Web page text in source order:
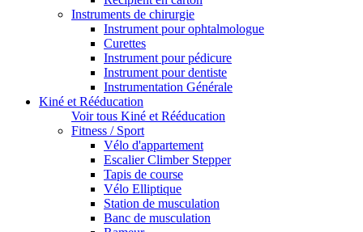
Instruments de chirurgie
Instrument pour ophtalmologue
Curettes
Instrument pour pédicure
Instrument pour dentiste
Instrumentation Générale
Kiné et Rééducation
Voir tous Kiné et Rééducation
Fitness / Sport
Vélo d'appartement
Escalier Climber Stepper
Tapis de course
Vélo Elliptique
Station de musculation
Banc de musculation